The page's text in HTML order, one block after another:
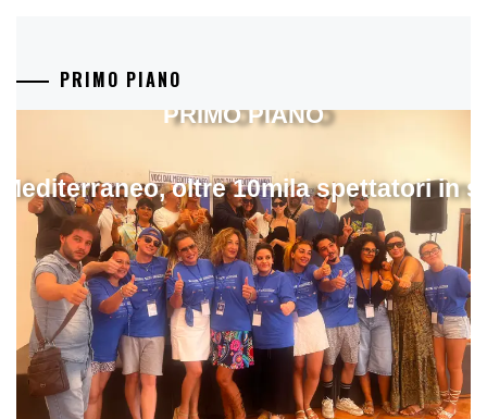
PRIMO PIANO
oltre 10mila spettatori in
PRIMO PIANO